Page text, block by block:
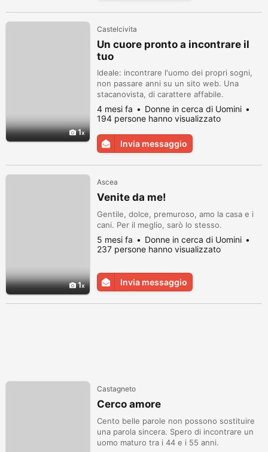
1
Castelcivita
Un cuore pronto a incontrare il
tuo
Ideale: incontrare l'uomo dei propri sogni,
non passare anni su un sito web. Una
stacanovista, di carattere affabile.
4 mesi fa
Donne in cerca di Uomini
194 persone hanno visualizzato
Invia messaggio
1
Ascea
Venite da me!
Gentile, dolce, premuroso, amo la casa e i
cani. Per il meglio, sarò lo stesso.
5 mesi fa
Donne in cerca di Uomini
237 persone hanno visualizzato
Invia messaggio
Castagneto
Cerco amore
Cento belle parole non possono sostituire
una parola sincera. Spero di incontrare un
uomo maturo tra i 44 e i 55 anni.